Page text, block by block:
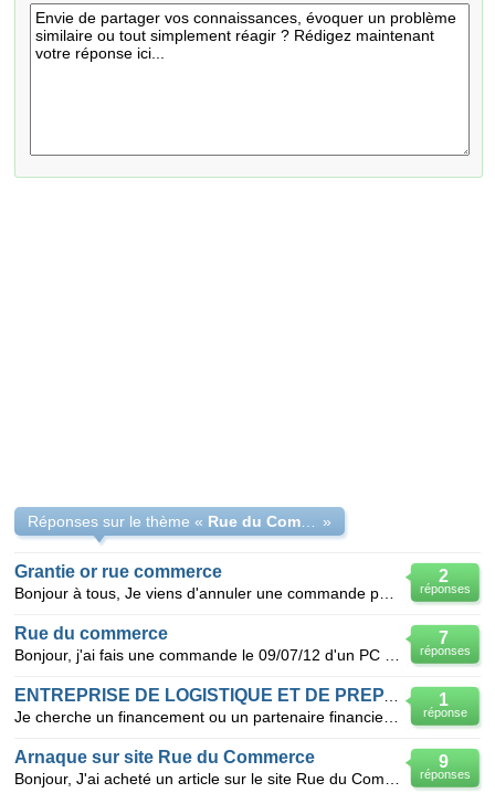
Réponses sur le thème « »
2
réponses
Grantie or rue commerce
7
réponses
Rue du commerce
1
réponse
9
réponses
Arnaque sur site Rue du Commerce